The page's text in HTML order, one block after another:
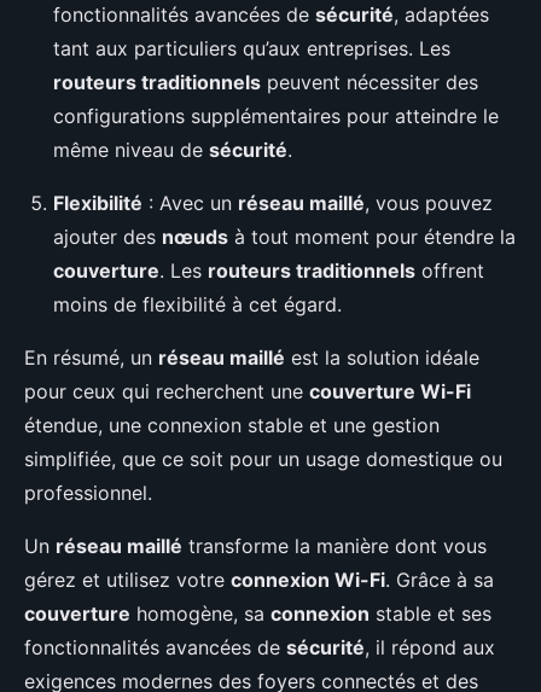
fonctionnalités avancées de sécurité, adaptées
tant aux particuliers qu’aux entreprises. Les
routeurs traditionnels peuvent nécessiter des
configurations supplémentaires pour atteindre le
même niveau de sécurité.
Flexibilité : Avec un réseau maillé, vous pouvez
ajouter des nœuds à tout moment pour étendre la
couverture. Les routeurs traditionnels offrent
moins de flexibilité à cet égard.
En résumé, un réseau maillé est la solution idéale
pour ceux qui recherchent une couverture Wi-Fi
étendue, une connexion stable et une gestion
simplifiée, que ce soit pour un usage domestique ou
professionnel.
Un réseau maillé transforme la manière dont vous
gérez et utilisez votre connexion Wi-Fi. Grâce à sa
couverture homogène, sa connexion stable et ses
fonctionnalités avancées de sécurité, il répond aux
exigences modernes des foyers connectés et des